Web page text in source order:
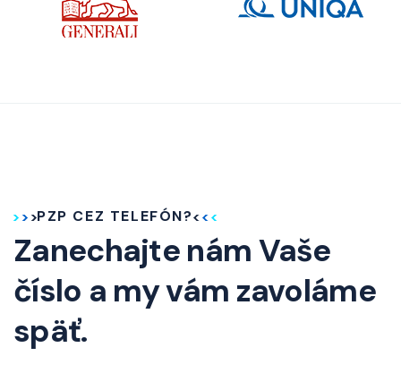
PZP CEZ TELEFÓN?
Zanechajte nám Vaše
číslo a my vám zavoláme
späť.